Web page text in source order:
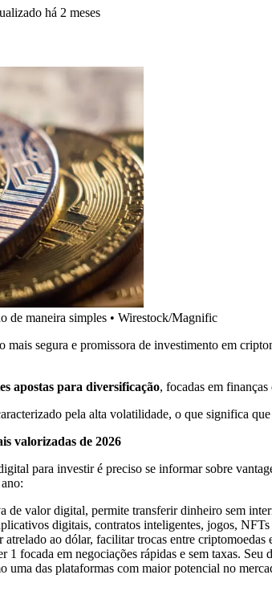
há 2 meses
de maneira simples • Wirestock/Magnific
segura e promissora de investimento em
apostas para diversificação, focadas em
pela alta volatilidade, o que significa
valorizadas de 2026
para investir é preciso se informar sobre
de valor digital, permite transferir dinheiro sem
digitais, contratos inteligentes, jogos,
atrelado ao dólar, facilitar trocas entre criptomoedas
focada em negociações rápidas e sem taxas.
uma das plataformas com maior potencial no